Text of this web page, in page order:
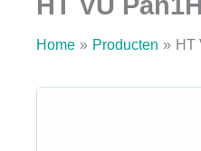
Home Producten HT